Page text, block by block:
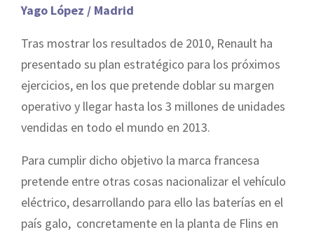
Yago López / Madrid
Tras mostrar los resultados de 2010, Renault ha
presentado su plan estratégico para los próximos
ejercicios, en los que pretende doblar su margen
operativo y llegar hasta los 3 millones de unidades
vendidas en todo el mundo en 2013.
Para cumplir dicho objetivo la marca francesa
pretende entre otras cosas nacionalizar el vehículo
eléctrico, desarrollando para ello las baterías en el
país galo, concretamente en la planta de Flins en